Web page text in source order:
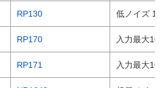
RP130 低ノイズ
RP170 入力最大
RP171 入力最大